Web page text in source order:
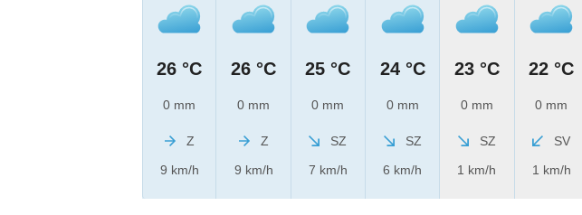
26 °C
0 mm
Z
9 km/h
26 °C
0 mm
Z
9 km/h
25 °C
0 mm
SZ
7 km/h
24 °C
0 mm
SZ
6 km/h
23 °C
0 mm
SZ
1 km/h
22 °C
0 mm
SV
1 km/h